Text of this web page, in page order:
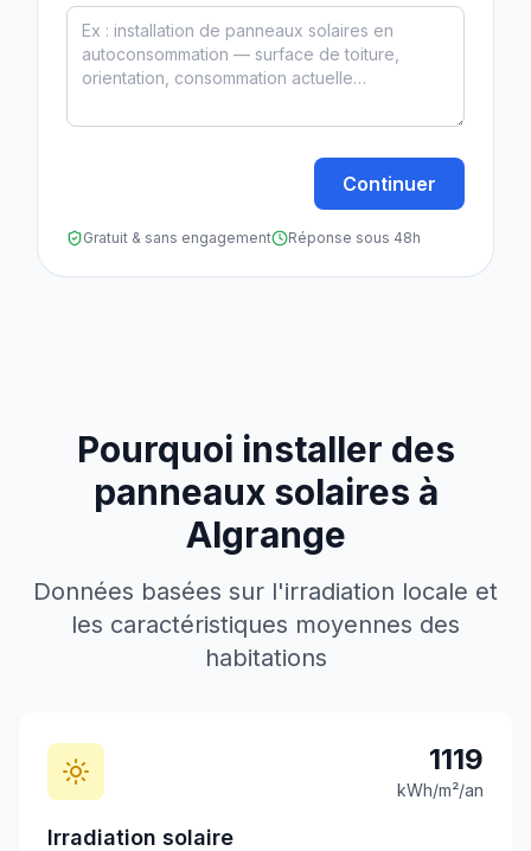
Continuer
Gratuit & sans engagement Réponse sous 48h
Pourquoi installer des
panneaux solaires à
Algrange
Données basées sur l'irradiation locale et
les caractéristiques moyennes des
habitations
1119
kWh/m²/an
Irradiation solaire